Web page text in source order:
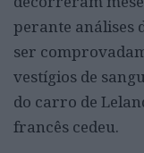
perante análises
ser
vestígios de
do carro de
francês cedeu.